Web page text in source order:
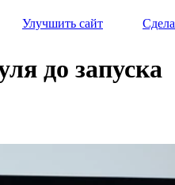
Улучшить сайт
до запуска